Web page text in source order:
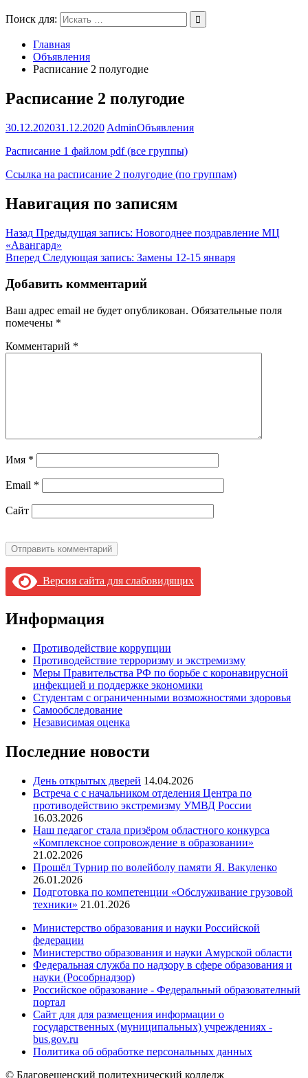
Поиск для:
Главная
Объявления
Расписание 2 полугодие
Расписание 2 полугодие
30.12.202031.12.2020 AdminОбъявления
Расписание 1 файлом pdf (все группы)
Ссылка на расписание 2 полугодие (по группам)
Навигация по записям
Назад Предыдущая запись: Новогоднее поздравление МЦ
«Авангард»
Вперед Следующая запись: Замены 12-15 января
Добавить комментарий
Ваш адрес email не будет опубликован. Обязательные поля
помечены *
Комментарий *
Имя *
Email *
Сайт
Версия сайта для слабовидящих
Информация
Противодействие коррупции
Противодействие терроризму и экстремизму
Меры Правительства РФ по борьбе с коронавирусной
инфекцией и поддержке экономики
Студентам с ограниченными возможностями здоровья
Самообследование
Независимая оценка
Последние новости
День открытых дверей 14.04.2026
Встреча с с начальником отделения Центра по
противодействию экстремизму УМВД России
16.03.2026
Наш педагог стала призёром областного конкурса
«Комплексное сопровождение в образовании»
21.02.2026
Прошёл Турнир по волейболу памяти Я. Вакуленко
26.01.2026
Подготовка по компетенции «Обслуживание грузовой
техники» 21.01.2026
Министерство образования и науки Российской
федерации
Министерство образования и науки Амурской области
Федеральная служба по надзору в сфере образования и
науки (Рособрнадзор)
Российское образование - Федеральный образователный
портал
Сайт для для размещения информации о
государственных (муниципальных) учреждениях -
bus.gov.ru
Политика об обработке персональных данных
© Благовещенский политехнический колледж